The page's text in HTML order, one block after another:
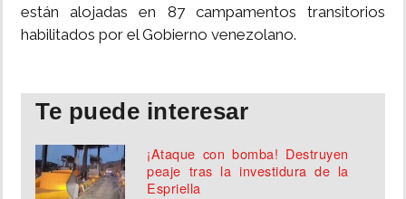
están alojadas en 87 campamentos transitorios
habilitados por el Gobierno venezolano.
Te puede interesar
¡Ataque con bomba! Destruyen
peaje tras la investidura de la
Espriella